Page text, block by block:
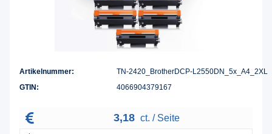
Artikelnummer:
TN-2420_BrotherDCP-L2550DN_5x_A4_2XL
GTIN:
4066904379167
3,18 ct. / Seite